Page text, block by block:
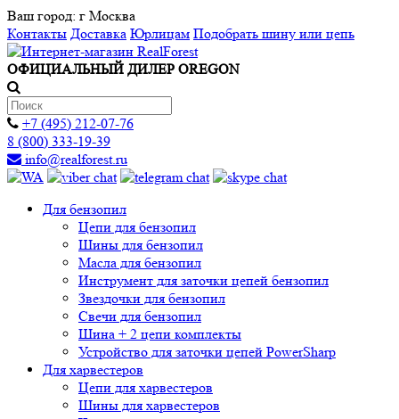
Ваш город: г Москва
Контакты Доставка Юрлицам Подобрать шину или цепь
ОФИЦИАЛЬНЫЙ ДИЛЕР OREGON
+7 (495) 212-07-76
8 (800) 333-19-39
info@realforest.ru
Для бензопил
Цепи для бензопил
Шины для бензопил
Масла для бензопил
Инструмент для заточки цепей бензопил
Звездочки для бензопил
Свечи для бензопил
Шина + 2 цепи комплекты
Устройство для заточки цепей PowerSharp
Для харвестеров
Цепи для харвестеров
Шины для харвестеров